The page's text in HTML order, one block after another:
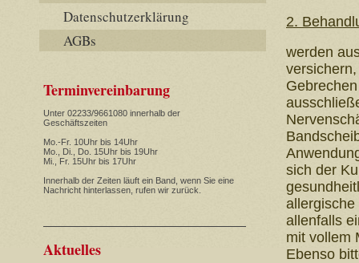
2.
werden
sich der
allenfalls
mit vollem
Ebenso
Datenschutzerklärung
AGBs
Terminvereinbarung
Unter 02233/9661080 innerhalb der
Geschäftszeiten
Mo.-Fr. 10Uhr bis 14Uhr
Mo., Di., Do. 15Uhr bis 19Uhr
Mi., Fr. 15Uhr bis 17Uhr
Innerhalb der Zeiten läuft ein Band, wenn Sie eine
Nachricht hinterlassen, rufen wir zurück.
Aktuelles